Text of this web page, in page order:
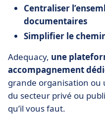
Centraliser
documentaires
Simplifier le
Adequacy, une
accompagnement
grande organisation
du secteur privé ou
qu’il vous faut.